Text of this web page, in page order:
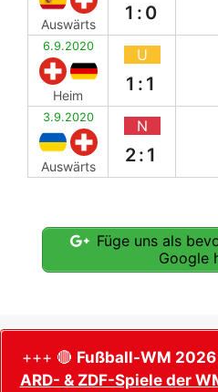
Auswärts
1:0
6.9.2020
Heim
U
1:1
3.9.2020
Auswärts
N
2:1
Füge uns als
Google
+++ 🔴 Fußball-WM
ARD- & ZDF-Spiele der